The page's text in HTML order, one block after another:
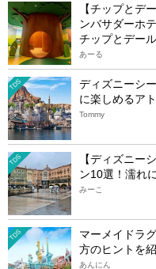
【チップとデ
ンバサダーホ
チップとデー
あーる
TDS
ディズニーシ
に楽しめるア
Tommy
TDS
【ディズニー
ン10選！濡れ
みーこ
TDS
マーメイドラ
方のヒントを紹
あんにん